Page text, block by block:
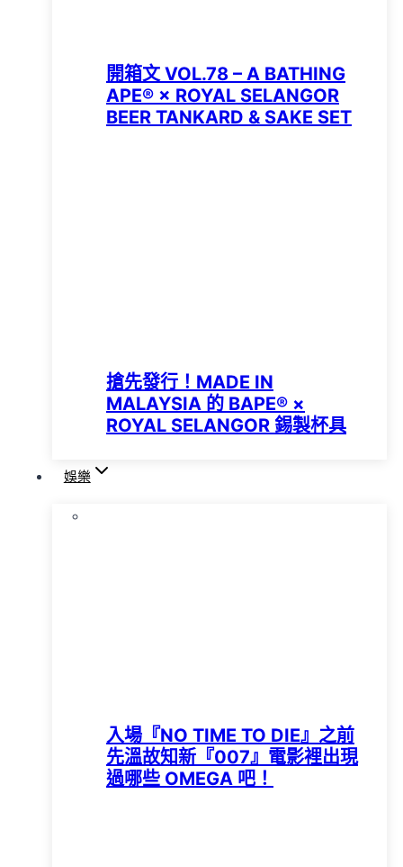
開箱文 VOL.78 – A BATHING
APE®︎ × ROYAL SELANGOR
BEER TANKARD & SAKE SET
搶先發行！MADE IN
MALAYSIA 的 BAPE® ×
ROYAL SELANGOR 錫製杯具
娛樂
入場『NO TIME TO DIE』之前
先溫故知新『007』電影裡出現
過哪些 OMEGA 吧！